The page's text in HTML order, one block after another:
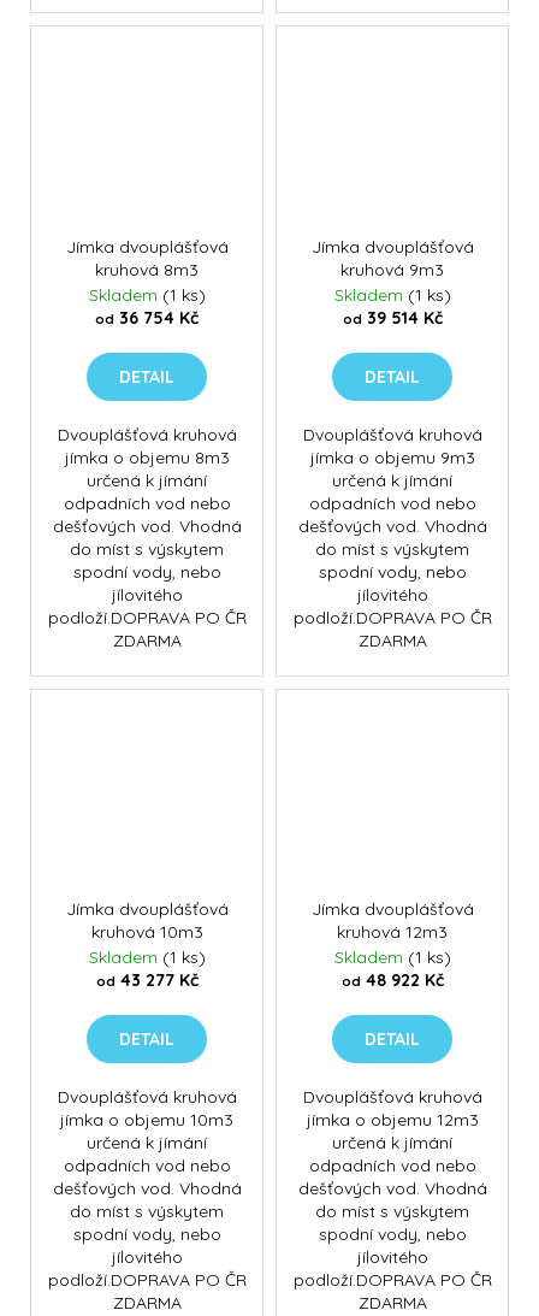
Jímka dvouplášťová
kruhová 8m3
Skladem (1 ks)
od 36 754 Kč
DETAIL
Dvouplášťová kruhová
jímka o objemu 8m3
určená k jímání
odpadních vod nebo
dešťových vod. Vhodná
do míst s výskytem
spodní vody, nebo
jílovitého
podloží.DOPRAVA PO ČR
ZDARMA
Jímka dvouplášťová
kruhová 9m3
Skladem (1 ks)
od 39 514 Kč
DETAIL
Dvouplášťová kruhová
jímka o objemu 9m3
určená k jímání
odpadních vod nebo
dešťových vod. Vhodná
do míst s výskytem
spodní vody, nebo
jílovitého
podloží.DOPRAVA PO ČR
ZDARMA
Jímka dvouplášťová
kruhová 10m3
Skladem (1 ks)
od 43 277 Kč
DETAIL
Dvouplášťová kruhová
jímka o objemu 10m3
určená k jímání
odpadních vod nebo
dešťových vod. Vhodná
do míst s výskytem
spodní vody, nebo
jílovitého
podloží.DOPRAVA PO ČR
ZDARMA
Jímka dvouplášťová
kruhová 12m3
Skladem (1 ks)
od 48 922 Kč
DETAIL
Dvouplášťová kruhová
jímka o objemu 12m3
určená k jímání
odpadních vod nebo
dešťových vod. Vhodná
do míst s výskytem
spodní vody, nebo
jílovitého
podloží.DOPRAVA PO ČR
ZDARMA